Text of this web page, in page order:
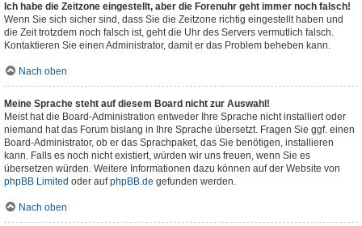
Ich habe die Zeitzone eingestellt, aber die Forenuhr geht immer noch falsch!
Wenn Sie sich sicher sind, dass Sie die Zeitzone richtig eingestellt haben und
die Zeit trotzdem noch falsch ist, geht die Uhr des Servers vermutlich falsch.
Kontaktieren Sie einen Administrator, damit er das Problem beheben kann.
Nach oben
Meine Sprache steht auf diesem Board nicht zur Auswahl!
Meist hat die Board-Administration entweder Ihre Sprache nicht installiert oder
niemand hat das Forum bislang in Ihre Sprache übersetzt. Fragen Sie ggf. einen
Board-Administrator, ob er das Sprachpaket, das Sie benötigen, installieren
kann. Falls es noch nicht existiert, würden wir uns freuen, wenn Sie es
übersetzen würden. Weitere Informationen dazu können auf der Website von
phpBB Limited oder aufphpBB.de gefunden werden.
Nach oben